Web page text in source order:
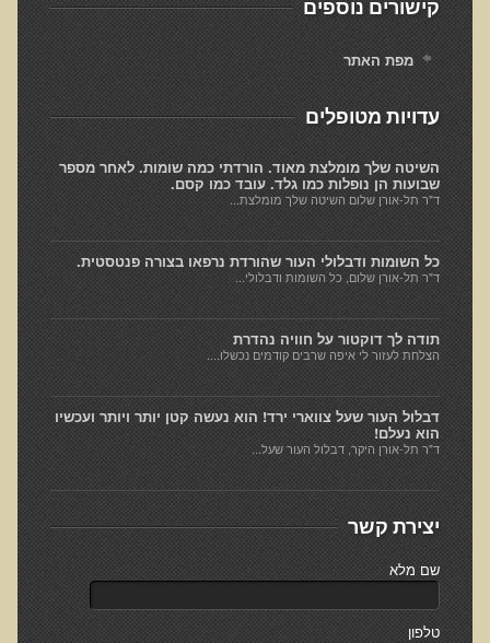
המזון: תרופה או מניעה
רכישת סדנת המזון: תרופה או מניעה
מתכות רעילות
רכישת סדנת מתכות רעילות
שאלות ותשובות מסדנת מתכות רעילות
האבחון הקליני והטיפול בבעיות של חילוף חומרים
שאלות ותשובות מסדנת חילוף חומרים
רכישת סדנת האבחון הקליני והטיפול בבעיות של חילוף חומרים
מחלות כלי דם ולב
רכישת סדנת מחלות כלי דם ולב
הקרינה והשדות האלקטרומגנטיים
רכישת סדנת הקרינה והשדות האלקטרומגנטיים
מערכת התריס
רכישת סדנת בלוטת התריס ומערכת התריס
אוכלי כל, צמחונים או טבעונים
רכישת סדנת אוכלי כל, צמחונים או טבעונים
מערכת החיסון
וידאו סדנת מערכת החיסון
קישורים נוספים
מפת האתר
עדויות מטופלים
השיטה שלך מומלצת מאוד. הורדתי כמה שומות. לאחר מספר
שבועות הן נופלות כמו גלד. עובד כמו קסם.
ד"ר תל-אורן שלום השיטה שלך מומלצת...
כל השומות ודבלולי העור שהורדת נרפאו בצורה פנטסטית.
ד"ר תל-אורן שלום, כל השומות ודבלולי...
תודה לך דוקטור על חוויה נהדרת
הצלחת לעזור לי איפה שרבים קודמים נכשלו....
דבלול העור שעל צווארי ירד! הוא נעשה קטן יותר ויותר ועכשיו
הוא נעלם!
ד"ר תל-אורן היקר, דבלול העור שעל...
יצירת קשר
שם מלא
טלפון